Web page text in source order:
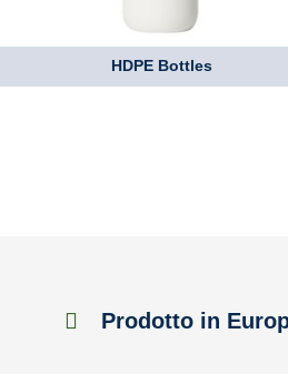
HDPE Bottles
Prodotto in